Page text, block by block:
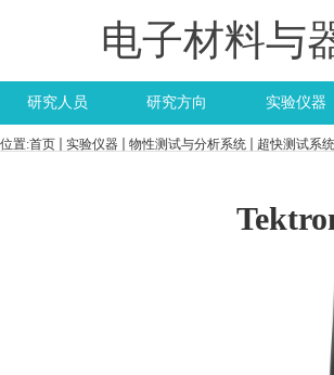
电子材料与
研究人员 研究方向 实验仪器
置:首页 实验仪器 物性测试与分析系统 超快测试系统